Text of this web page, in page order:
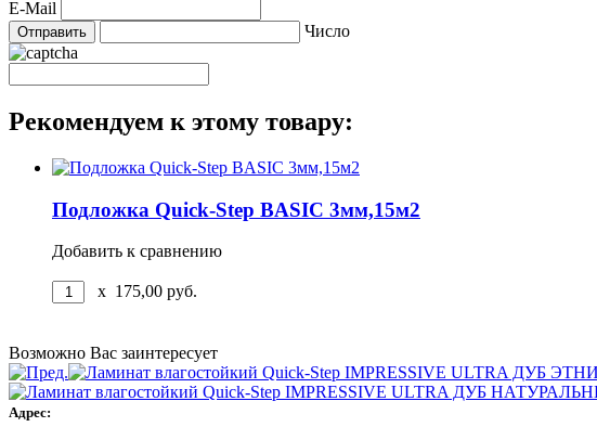
E-Mail
Число
Рекомендуем к этому товару:
Подложка Quick-Step BASIC 3мм,15м2
Добавить к сравнению
x 175,00 руб.
Возможно Вас заинтересует
Адрес: